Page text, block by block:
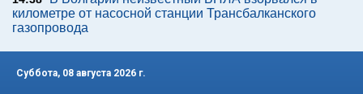
километре от насосной станции Трансбалканского
газопровода
Суббота, 08 августа 2026 г.